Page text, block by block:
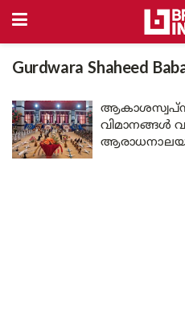
Gurdwara Shaheed
വിമാനങ്ങൾ